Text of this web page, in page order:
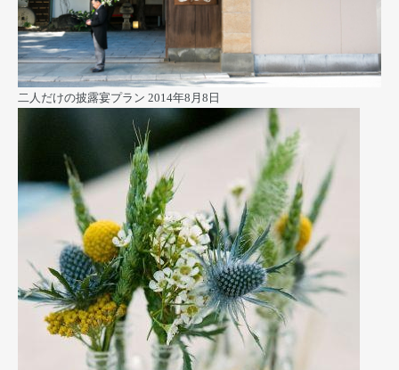
二人だけの披露宴プラン 2014年8月8日